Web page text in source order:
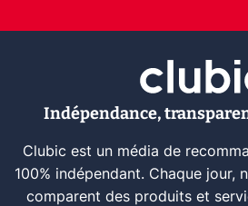
Indépendance,
Clubic est un média de
100% indépendant. Chaque jour,
comparent des produits et